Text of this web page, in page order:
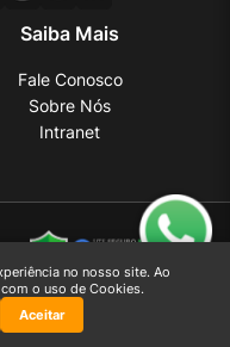
Saiba Mais
Fale Conosco
Sobre Nós
Intranet
BY
Motora
no CNPJ
no nosso site. Ao
o uso de Cookies.
Aceitar